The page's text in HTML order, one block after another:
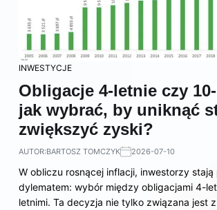
INWESTYCJE
Obligacje 4-letnie czy
jak wybrać, by uniknąć
zwiększyć zyski?
AUTOR:BARTOSZ TOMCZYK 2026-07-10
W obliczu rosnącej inflacji, inwestorzy
dylematem: wybór między obligacjami 4-
letnimi. Ta decyzja nie tylko związana jest